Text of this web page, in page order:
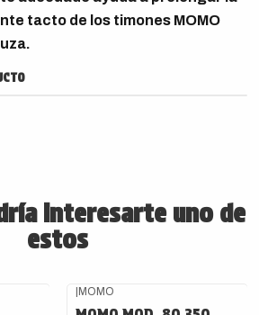
tacto de los timones MOMO
interesarte uno de
estos
|MOMO